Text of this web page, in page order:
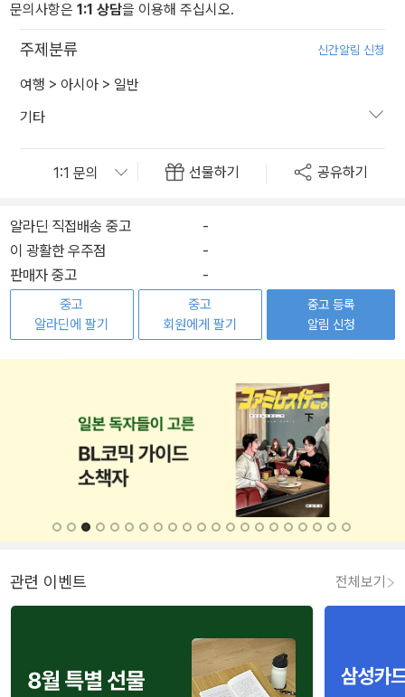
문의사항은 1:1 상담을 이용해 주십시오.
주제분류 신간알림 신청
여행 > 아시아 > 일반
기타
선물하기 공유하기
알라딘 직접배송 중고
-
이 광활한 우주점
-
판매자 중고
-
중고
알라딘에 팔기
중고
회원에게 팔기
중고 등록
알림 신청
관련 이벤트 전체보기